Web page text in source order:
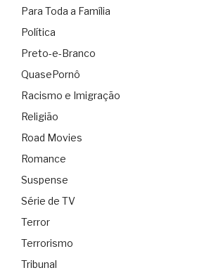
Para Toda a Família
Política
Preto-e-Branco
QuasePornô
Racismo e Imigração
Religião
Road Movies
Romance
Suspense
Série de TV
Terror
Terrorismo
Tribunal